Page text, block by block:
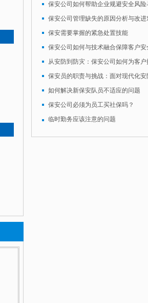
保安公司如何帮助企业规避安全风险
保安公司管理缺失的原因分析与改进
保安需要掌握的紧急处置技能
保安公司如何与技术融合保障客户安
保安员的职责与挑战：面对现代化安
如何解决新保安队员不适应的问题
保安公司必须为员工买社保吗？
临时勤务应该注意的问题